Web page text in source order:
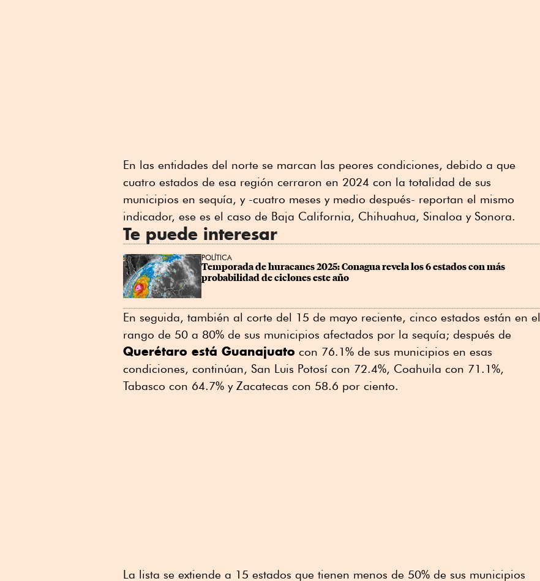
En las entidades del norte se marcan las peores condiciones, debido a que
cuatro estados de esa región cerraron en 2024 con la totalidad de sus
municipios en sequía, y -cuatro meses y medio después- reportan el mismo
indicador, ese es el caso de Baja California, Chihuahua, Sinaloa y Sonora.
Te puede interesar
POLÍTICA
Temporada de huracanes 2025: Conagua revela los 6 estados con más
probabilidad de ciclones este año
En seguida, también al corte del 15 de mayo reciente, cinco estados están en el
rango de 50 a 80% de sus municipios afectados por la sequía; después de
Querétaro está Guanajuato con 76.1% de sus municipios en esas
condiciones, continúan, San Luis Potosí con 72.4%, Coahuila con 71.1%,
Tabasco con 64.7% y Zacatecas con 58.6 por ciento.
La lista se extiende a 15 estados que tienen menos de 50% de sus municipios